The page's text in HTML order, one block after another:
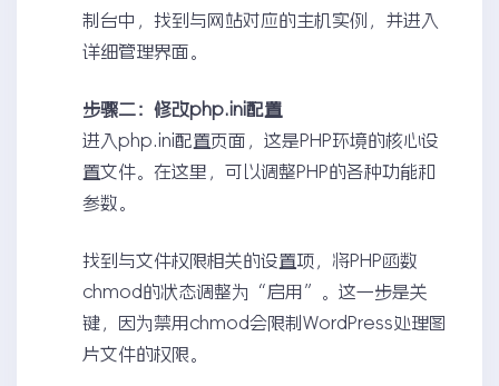
制台中，找到与网站对应的主机实例，并进入
详细管理界面。
步骤二：修改php.ini配置
进入php.ini配置页面，这是PHP环境的核心设
置文件。在这里，可以调整PHP的各种功能和
参数。
找到与文件权限相关的设置项，将PHP函数
chmod的状态调整为“启用”。这一步是关
键，因为禁用chmod会限制WordPress处理图
片文件的权限。